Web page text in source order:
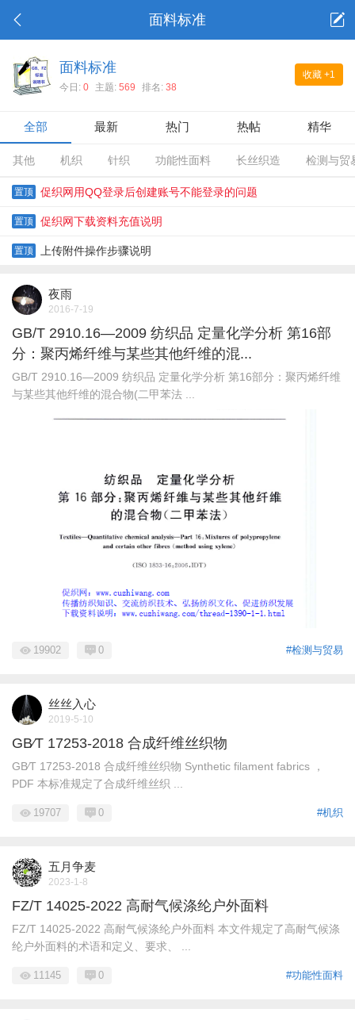
面料标准
收藏 +1
面料标准
今日: 0 主题: 569 排名: 38
全部 最新 热门 热帖 精华
其他 机织 针织 功能性面料 长丝织造 检测与贸
置顶 促织网用QQ登录后创建账号不能登录的问题
置顶 促织网下载资料充值说明
置顶 上传附件操作步骤说明
夜雨
2016-7-19
GB/T 2910.16—2009 纺织品 定量化学分析 第16部
分：聚丙烯纤维与某些其他纤维的混...
GB/T 2910.16—2009 纺织品 定量化学分析 第16部分：聚丙烯纤维
与某些其他纤维的混合物(二甲苯法 ...
#检测与贸易
19902 0
丝丝入心
2019-5-10
GB∕T 17253-2018 合成纤维丝织物
GB∕T 17253-2018 合成纤维丝织物 Synthetic filament fabrics ，
PDF 本标准规定了合成纤维丝织 ...
#机织
19707 0
五月争麦
2023-1-8
FZ/T 14025-2022 高耐气候涤纶户外面料
FZ/T 14025-2022 高耐气候涤纶户外面料 本文件规定了高耐气候涤
纶户外面料的术语和定义、要求、 ...
#功能性面料
11145 0